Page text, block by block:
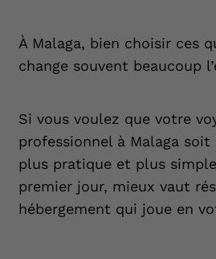
À Malaga, bien choisir ces
change souvent beaucoup
Si vous voulez que votre
professionnel à Malaga
plus pratique et plus
premier jour, mieux vaut
hébergement qui joue en